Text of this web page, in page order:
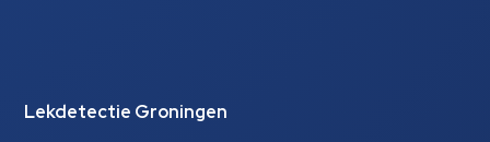
Lekdetectie Groningen